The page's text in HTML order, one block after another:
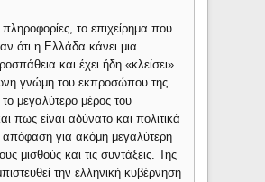
το επιχείρημα που
ότι η Ελλάδα κάνει μια
και έχει ήδη «κλείσει»
γνώμη του εκπροσώπου της
μεγαλύτερο μέρος του
πως είναι αδύνατο και πολιτικά
απόφαση για ακόμη μεγαλύτερη
μισθούς και τις συντάξεις. Της
την ελληνική κυβέρνηση